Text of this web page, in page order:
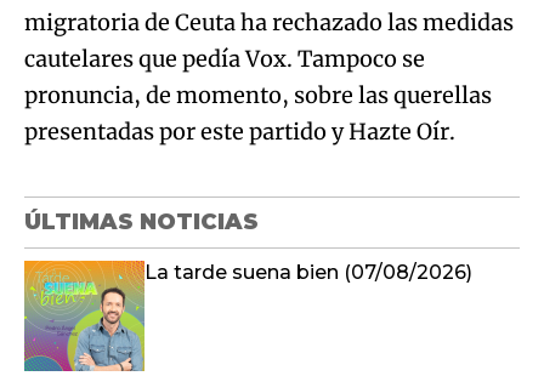
migratoria de Ceuta ha rechazado las medidas
cautelares que pedía Vox. Tampoco se
pronuncia, de momento, sobre las querellas
presentadas por este partido y Hazte Oír.
ÚLTIMAS NOTICIAS
La tarde suena bien (07/08/2026)